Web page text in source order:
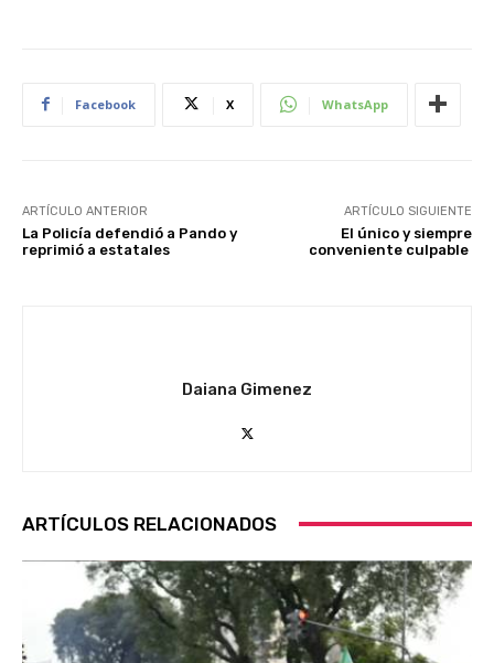
Facebook X WhatsApp
ARTÍCULO ANTERIOR
La Policía defendió a Pando y
reprimió a estatales
ARTÍCULO SIGUIENTE
El único y siempre
conveniente culpable
Daiana Gimenez
ARTÍCULOS RELACIONADOS